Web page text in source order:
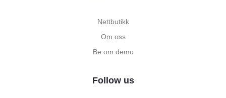
Nettbutikk
Om oss
Be om demo
Follow us